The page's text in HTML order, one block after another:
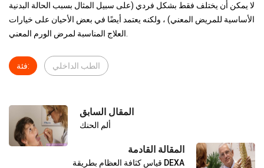
لا يمكن أن يختلف فقط بشكل فردي (على سبيل المثال بسبب الحالة البدنية
الأساسية للمريض المعني) ، ولكنه يعتمد أيضًا في بعض الأحيان على خيارات
فئة: الطب الداخلي
المقال السابق
ألم الحنك
المقالة القادمة
قياس كثافة العظام بطريقة DEXA